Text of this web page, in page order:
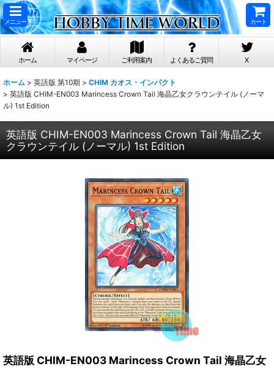
メニュー カート
ホーム マイページ ご利用案内 よくあるご質問 X
ホーム > 英語版 第10期 > CHIM カオス・インパクト
> 英語版 CHIM-EN003 Marincess Crown Tail 海晶乙女クラウンテイル (ノーマ
ル) 1st Edition
英語版 CHIM-EN003 Marincess Crown Tail 海晶乙女
クラウンテイル (ノーマル) 1st Edition
英語版 CHIM-EN003 Marincess Crown Tail 海晶乙女